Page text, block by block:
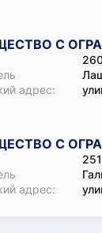
С
адрес:
С
адрес: